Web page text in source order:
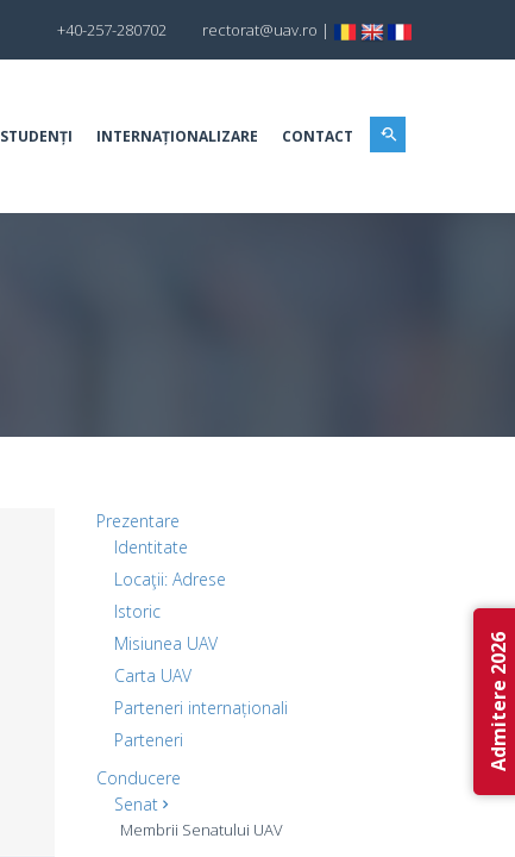
+40-257-280702 rectorat@uav.ro |
STUDENȚI INTERNAȚIONALIZARE CONTACT
Prezentare
Identitate
Locaţii: Adrese
Istoric
Misiunea UAV
Carta UAV
Parteneri internaționali
Parteneri
Conducere
Senat
Membrii Senatului UAV
Admitere 2026